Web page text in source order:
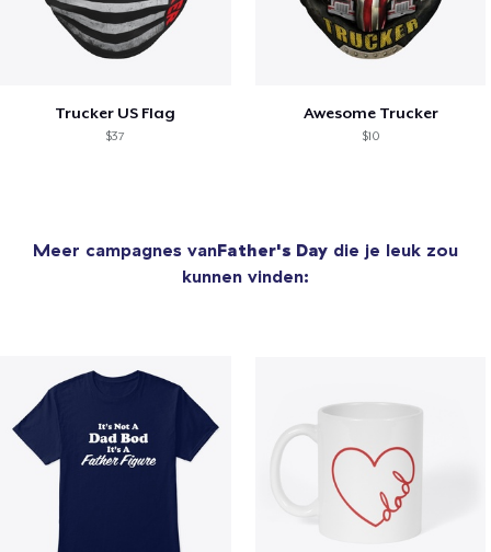
Trucker US Flag
$37
Awesome Trucker
$10
Meer campagnes vanFather's Day die je leuk zou
kunnen vinden: